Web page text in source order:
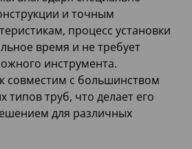
и точным
процесс установки
время и не требует
инструмента.
совместим с большинством
типов труб, что делает его
для различных